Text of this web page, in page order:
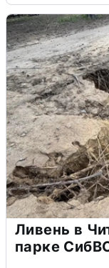
Ливень в
парке